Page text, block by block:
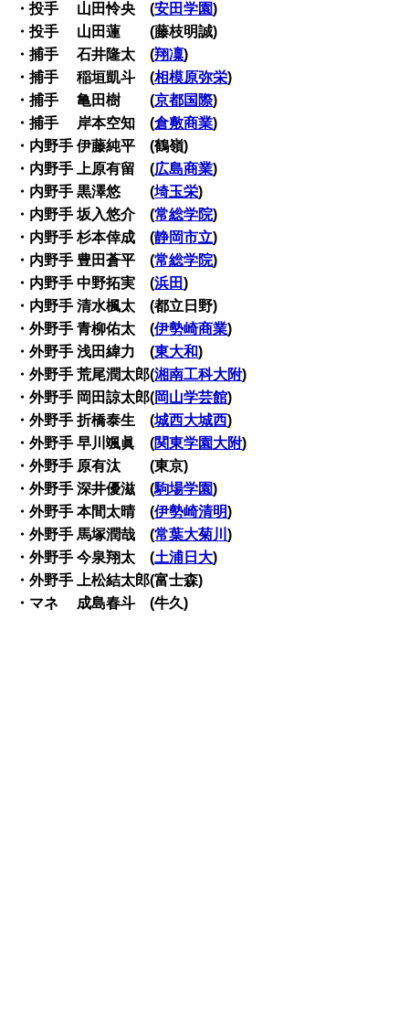
・投手 山田怜央 (安田学園)
・投手 山田蓮 (藤枝明誠)
・捕手 石井隆太 (翔凜)
・捕手 稲垣凱斗 (相模原弥栄)
・捕手 亀田樹 (京都国際)
・捕手 岸本空知 (倉敷商業)
・内野手 伊藤純平 (鶴嶺)
・内野手 上原有留 (広島商業)
・内野手 黒澤悠 (埼玉栄)
・内野手 坂入悠介 (常総学院)
・内野手 杉本倖成 (静岡市立)
・内野手 豊田蒼平 (常総学院)
・内野手 中野拓実 (浜田)
・内野手 清水楓太 (都立日野)
・外野手 青柳佑太 (伊勢崎商業)
・外野手 浅田緯力 (東大和)
・外野手 荒尾潤太郎(湘南工科大附)
・外野手 岡田諒太郎(岡山学芸館)
・外野手 折橋泰生 (城西大城西)
・外野手 早川颯眞 (関東学園大附)
・外野手 原有汰 (東京)
・外野手 深井優滋 (駒場学園)
・外野手 本間太晴 (伊勢崎清明)
・外野手 馬塚潤哉 (常葉大菊川)
・外野手 今泉翔太 (土浦日大)
・外野手 上松結太郎(富士森)
・マネ 成島春斗 (牛久)